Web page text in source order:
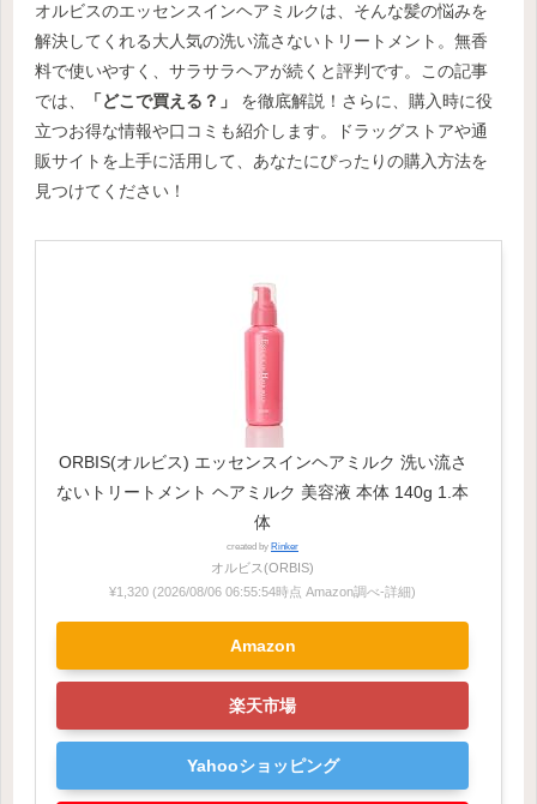
オルビスのエッセンスインヘアミルクは、そんな髪の悩みを
解決してくれる大人気の洗い流さないトリートメント。無香
料で使いやすく、サラサラヘアが続くと評判です。この記事
では、
「どこで買える？」
を徹底解説！さらに、購入時に役
立つお得な情報や口コミも紹介します。ドラッグストアや通
販サイトを上手に活用して、あなたにぴったりの購入方法を
見つけてください！
ORBIS(オルビス) エッセンスインヘアミルク 洗い流さ
ないトリートメント ヘアミルク 美容液 本体 140g 1.本
体
created by Rinker
オルビス(ORBIS)
¥1,320 (2026/08/06 06:55:54時点 Amazon調べ-詳細)
Amazon
楽天市場
Yahooショッピング